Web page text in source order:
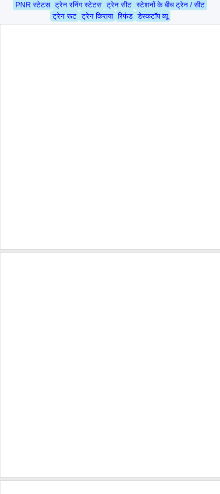
PNR स्टेटस ट्रेन रनिंग स्टेटस ट्रेन सीट स्टेशनों के बीच ट्रेन / सीट
ट्रेन रूट ट्रेन किराया रिफंड डेस्कटॉप व्यू